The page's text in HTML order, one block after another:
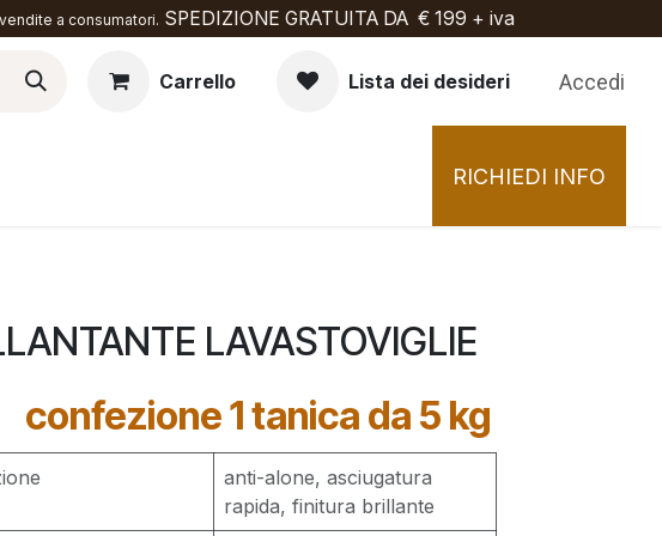
a consumatori. SPEDIZIONE GRATUITA DA € 199 + iva
Carrello Lista dei desideri Accedi
RICHIEDI INFO
LAVASTOVIGLIE
confezione 1 tanica da 5 kg
anti-alone, asciugatura
rapida, finitura brillante